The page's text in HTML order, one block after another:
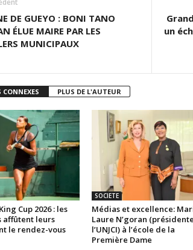
DE GUEYO : BONI TANO
ÉLUE MAIRE PAR LES
MUNICIPAUX
un
CONNEXES PLUS DE L'AUTEUR
Cup 2026 : les
affûtent leurs
le rendez-vous
SOCIETE
Médias et excellence:
Laure N’goran
l’UNJCI) à l’école de la
Première Dame